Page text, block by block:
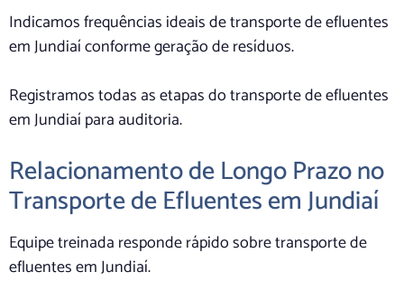
Indicamos frequências ideais de transporte de efluentes
em Jundiaí conforme geração de resíduos.
Registramos todas as etapas do transporte de efluentes
em Jundiaí para auditoria.
Relacionamento de Longo Prazo no
Transporte de Efluentes em Jundiaí
Equipe treinada responde rápido sobre transporte de
efluentes em Jundiaí.